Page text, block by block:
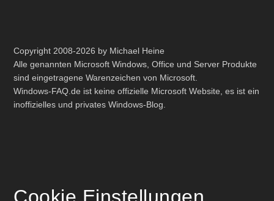
Copyright 2008-2026 by Michael Heine
Alle genannten Microsoft Windows, Office und Server Produkte
sind eingetragene Warenzeichen von Microsoft.
Windows-FAQ.de ist keine offizielle Microsoft Website, es ist ein
inoffizielles und privates Windows-Blog.